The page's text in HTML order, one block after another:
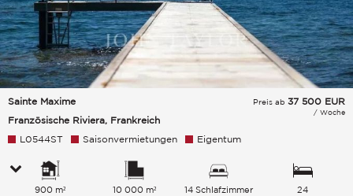
Sainte Maxime
Französische Riviera, Frankreich
Preis ab 37 500 EUR
/ Woche
L0544ST Saisonvermietungen Eigentum
900 m² 10 000 m² 14 Schlafzimmer
24